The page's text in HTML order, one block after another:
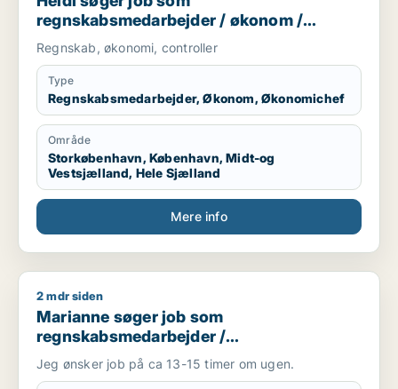
regnskabsmedarbejder / økonom /
økonomichef
Regnskab, økonomi, controller
Type
Regnskabsmedarbejder, Økonom, Økonomichef
Område
Storkøbenhavn, København, Midt-og
Vestsjælland, Hele Sjælland
Mere info
Marianne søger job som regnskabsmedarbejder /
2 mdr siden
Marianne søger job som
regnskabsmedarbejder /
finansmedarbejder
Jeg ønsker job på ca 13-15 timer om ugen.